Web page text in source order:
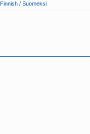
Finnish / Suomeksi